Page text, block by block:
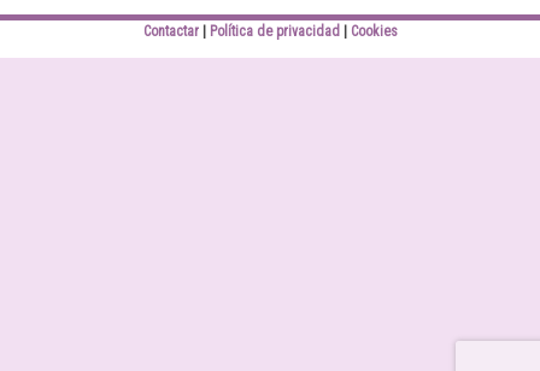
Eusko jaurlaritza
Gipuzkoa
Contactar Política de privacidad Cookies